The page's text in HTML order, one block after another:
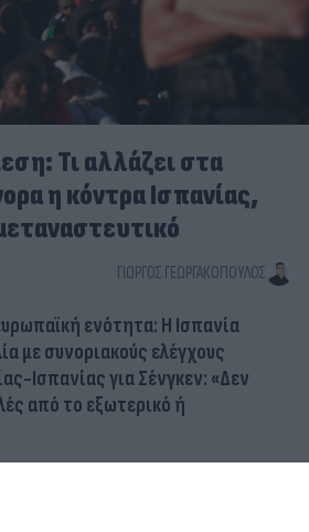
Τι αλλάζει στα
η κόντρα Ισπανίας,
ΓΙΏΡΓΟΣ ΓΕΩΡΓΑΚΌΠΟΥΛΟΣ
ενότητα: Η Ισπανία
με συνοριακούς ελέγχους
Ισπανίας για Σένγκεν: «Δεν
από το εξωτερικό ή